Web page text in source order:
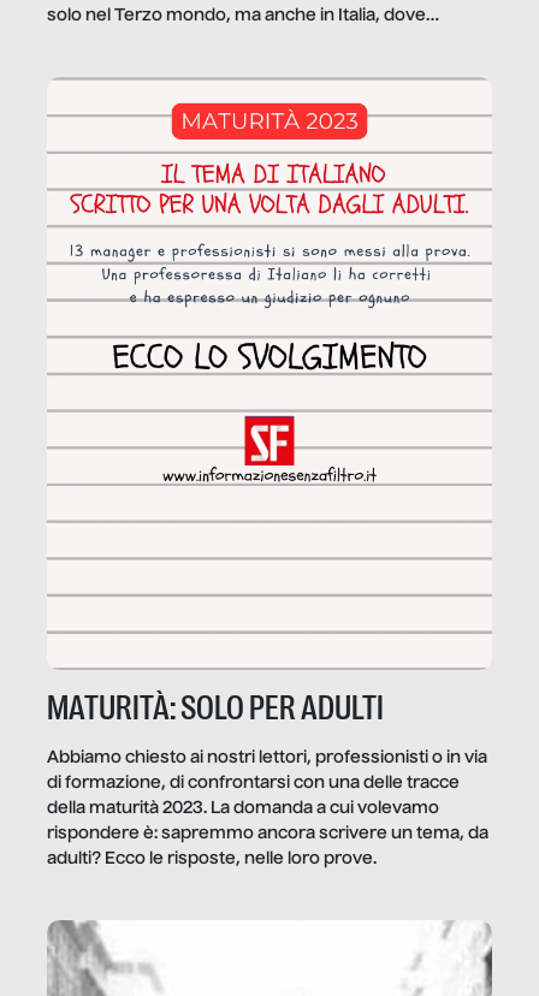
solo nel Terzo mondo, ma anche in Italia, dove
MATURITÀ: SOLO PER ADULTI
Abbiamo chiesto ai nostri lettori, professionisti o in via
di formazione, di confrontarsi con una delle tracce
della maturità 2023. La domanda a cui volevamo
rispondere è: sapremmo ancora scrivere un tema, da
adulti? Ecco le risposte, nelle loro prove.